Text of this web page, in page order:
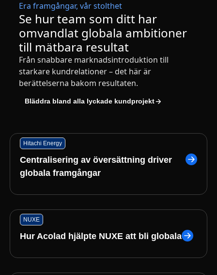
Era framgångar, vår stolthet
Se hur team som ditt har
omvandlat globala ambitioner
till mätbara resultat
Från snabbare marknadsintroduktion till
starkare kundrelationer – det här är
berättelserna bakom resultaten.
Bläddra bland alla lyckade kundprojekt
Hitachi Energy
Centralisering av översättning driver
globala framgångar
NUXE
Hur Acolad hjälpte NUXE att bli globala